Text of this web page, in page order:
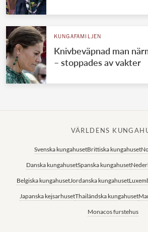
KUNGAFAMILJEN
Knivbeväpnad man
– stoppades av vakter
VÄRLDENS
Svenska kungahusetBrittiska kungahuset
Danska kungahusetSpanska kungahuset
Belgiska kungahusetJordanska kungahuset
Japanska kejsarhusetThailändska kungahuset
Monacos furstehus